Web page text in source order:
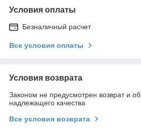
Условия оплаты
Безналичный расчет
Все условия оплаты
Условия возврата
Законом не предусмотрен возврат и
надлежащего качества
Все условия возврата